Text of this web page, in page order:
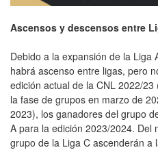
Ascensos y descensos entre
Debido a la expansión de la Liga
habrá ascenso entre ligas, pero
edición actual de la CNL 2022/
la fase de grupos en marzo de
2023), los ganadores del grupo
A para la edición 2023/2024. Del
grupo de la Liga C ascenderán a